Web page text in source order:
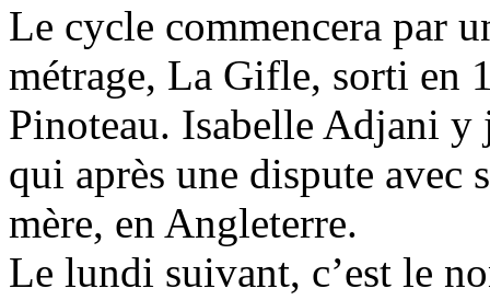
Le cycle commencera par
métrage, La Gifle, sorti en
Pinoteau. Isabelle Adjani y
qui après une dispute avec
mère, en Angleterre.
Le lundi suivant, c’est le